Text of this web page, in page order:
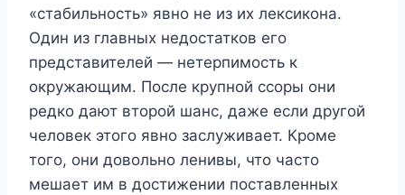
«стабильность» явно не из их лексикона.
Один из главных недостатков его
представителей — нетерпимость к
окружающим. После крупной ссоры они
редко дают второй шанс, даже если другой
человек этого явно заслуживает. Кроме
того, они довольно ленивы, что часто
мешает им в достижении поставленных